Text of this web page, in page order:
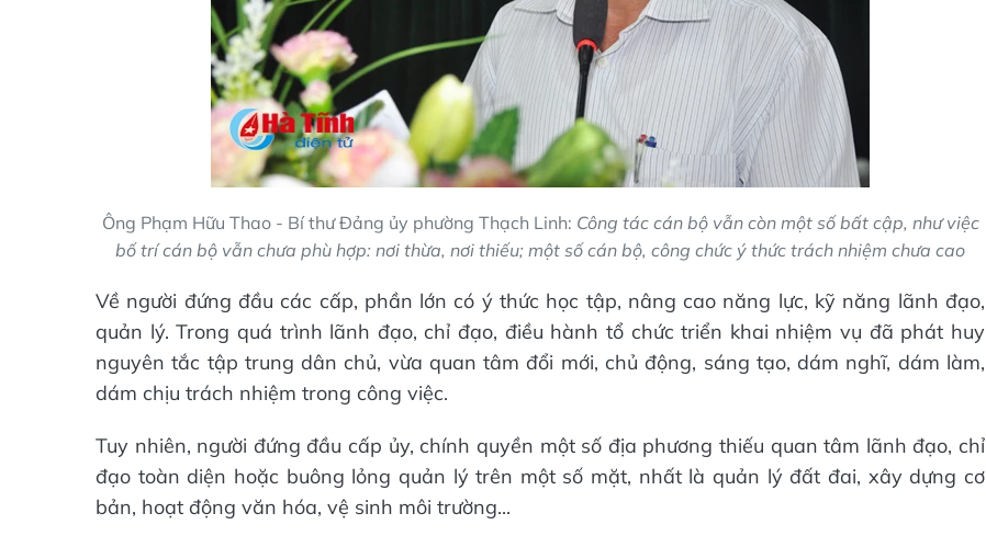
Ông Phạm Hữu Thao - Bí thư Đảng ủy phường Thạch Linh: Công tác cán bộ vẫn còn một số bất cập, như việc
bố trí cán bộ vẫn chưa phù hợp: nơi thừa, nơi thiếu; một số cán bộ, công chức ý thức trách nhiệm chưa cao
Về người đứng đầu các cấp, phần lớn có ý thức học tập, nâng cao năng lực, kỹ năng lãnh đạo,
quản lý. Trong quá trình lãnh đạo, chỉ đạo, điều hành tổ chức triển khai nhiệm vụ đã phát huy
nguyên tắc tập trung dân chủ, vừa quan tâm đổi mới, chủ động, sáng tạo, dám nghĩ, dám làm,
dám chịu trách nhiệm trong công việc.
Tuy nhiên, người đứng đầu cấp ủy, chính quyền một số địa phương thiếu quan tâm lãnh đạo, chỉ
đạo toàn diện hoặc buông lỏng quản lý trên một số mặt, nhất là quản lý đất đai, xây dựng cơ
bản, hoạt động văn hóa, vệ sinh môi trường...